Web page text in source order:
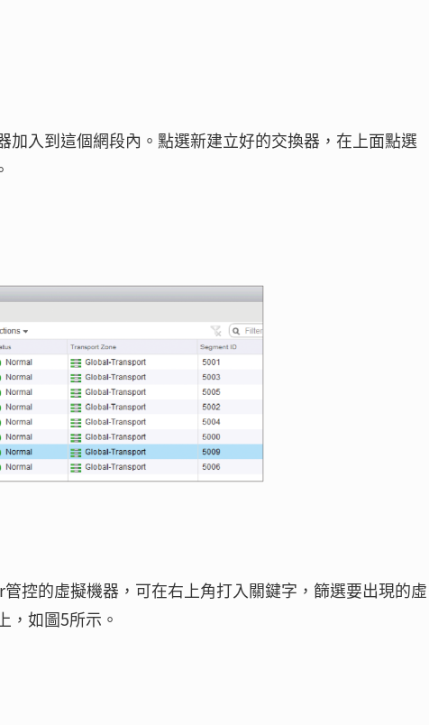
加入到這個網段內。點選新建立好的交換器，在上面點選
控的虛擬機器，可在右上角打入關鍵字，篩選要出現的虛
，如圖5所示。